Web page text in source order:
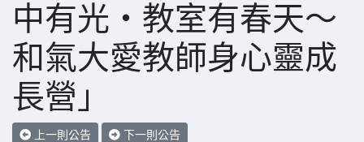
中有光・教室有春天～
和氣大愛教師身心靈成
長營」
上一則公告 下一則公告